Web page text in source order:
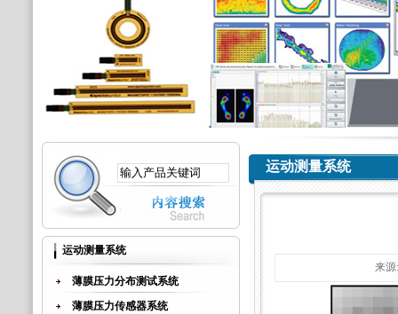
运动测量系统
薄膜压力分布测试系统
薄膜压力传感器系统
运动测量系统
来源